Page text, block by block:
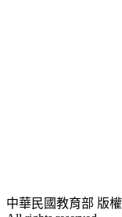
中華民國教育部 版